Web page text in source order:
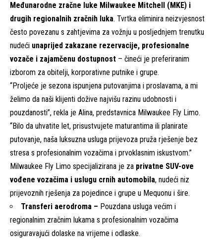
Međunarodne zračne luke Milwaukee Mitchell (MKE) i
drugih regionalnih zračnih luka. Tvrtka eliminira neizvjesnost
često povezanu s zahtjevima za vožnju u posljednjem trenutku
nudeći unaprijed zakazane rezervacije, profesionalne
vozače i zajamčenu dostupnost – čineći je preferiranim
izborom za obitelji, korporativne putnike i grupe.
“Proljeće je sezona ispunjena putovanjima i proslavama, a mi
želimo da naši klijenti dožive najvišu razinu udobnosti i
pouzdanosti”, rekla je Alina, predstavnica Milwaukee Fly Limo.
“Bilo da uhvatite let, prisustvujete maturantima ili planirate
putovanje, naša luksuzna usluga prijevoza pruža rješenje bez
stresa s profesionalnim vozačima i prvoklasnim iskustvom.”
Milwaukee Fly Limo specijalizirana je za privatne SUV-ove
vođene vozačima i uslugu crnih automobila, nudeći niz
prijevoznih rješenja za pojedince i grupe u Mequonu i šire.
Transferi aerodroma – Pouzdana usluga većim i
regionalnim zračnim lukama s profesionalnim vozačima
osiguravajući dolaske na vrijeme i odlaske.